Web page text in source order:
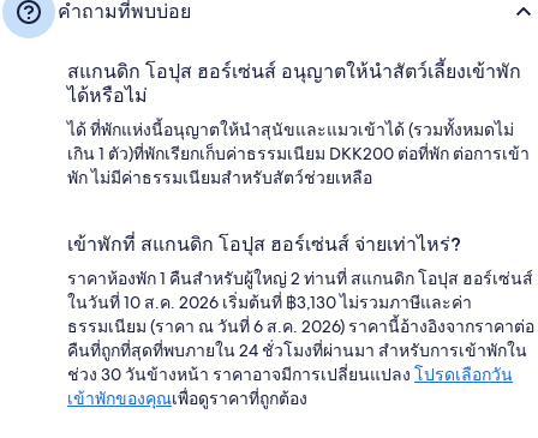
คำถามที่พบบ่อย
สแกนดิก โอปุส ฮอร์เซ่นส์ อนุญาตให้นำสัตว์เลี้ยงเข้าพัก
ได้หรือไม่
ได้ ที่พักแห่งนี้อนุญาตให้นำสุนัขและแมวเข้าได้ (รวมทั้งหมดไม่
เกิน 1 ตัว)ที่พักเรียกเก็บค่าธรรมเนียม DKK200 ต่อที่พัก ต่อการเข้า
พัก ไม่มีค่าธรรมเนียมสำหรับสัตว์ช่วยเหลือ
เข้าพักที่ สแกนดิก โอปุส ฮอร์เซ่นส์ จ่ายเท่าไหร่?
ราคาห้องพัก 1 คืนสำหรับผู้ใหญ่ 2 ท่านที่ สแกนดิก โอปุส ฮอร์เซ่นส์
ในวันที่ 10 ส.ค. 2026 เริ่มต้นที่ ฿3,130 ไม่รวมภาษีและค่า
ธรรมเนียม (ราคา ณ วันที่ 6 ส.ค. 2026) ราคานี้อ้างอิงจากราคาต่อ
คืนที่ถูกที่สุดที่พบภายใน 24 ชั่วโมงที่ผ่านมา สำหรับการเข้าพักใน
ช่วง 30 วันข้างหน้า ราคาอาจมีการเปลี่ยนแปลง โปรดเลือกวัน
เข้าพักของคุณเพื่อดูราคาที่ถูกต้อง